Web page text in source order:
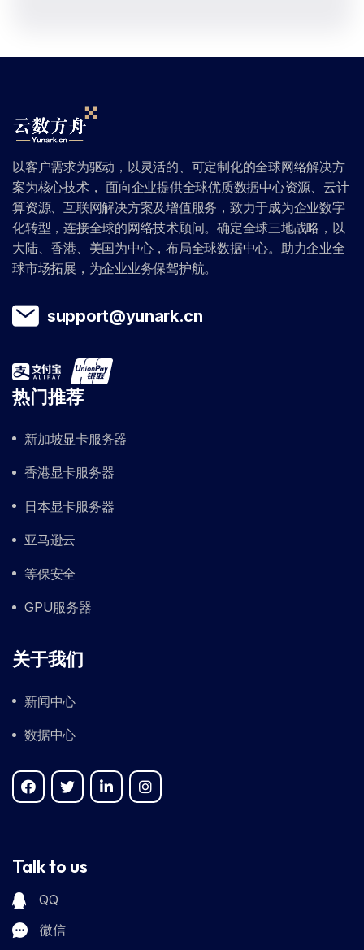
以客户需求为驱动，以灵活的、可定制化的全球网络解决方
案为核心技术， 面向企业提供全球优质数据中心资源、云计
算资源、互联网解决方案及增值服务，致力于成为企业数字
化转型，连接全球的网络技术顾问。确定全球三地战略，以
大陆、香港、美国为中心，布局全球数据中心。助力企业全
球市场拓展，为企业业务保驾护航。
support@yunark.cn
热门推荐
新加坡显卡服务器
香港显卡服务器
日本显卡服务器
亚马逊云
等保安全
GPU服务器
关于我们
新闻中心
数据中心
Talk to us
QQ
微信